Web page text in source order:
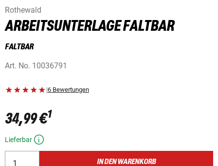
Rothewald
ARBEITSUNTERLAGE FALTBAR
FALTBAR
Art. No. 10036791
|6 Bewertungen
34,99 €1
Lieferbar
IN DEN WARENKORB